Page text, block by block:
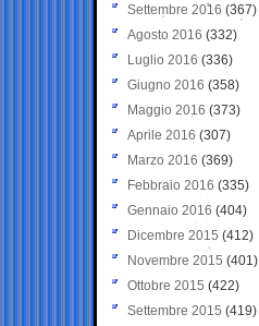
Settembre 2016 (367)
Agosto 2016 (332)
Luglio 2016 (336)
Giugno 2016 (358)
Maggio 2016 (373)
Aprile 2016 (307)
Marzo 2016 (369)
Febbraio 2016 (335)
Gennaio 2016 (404)
Dicembre 2015 (412)
Novembre 2015 (401)
Ottobre 2015 (422)
Settembre 2015 (419)